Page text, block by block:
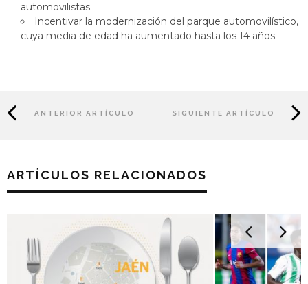
automovilistas.
Incentivar la modernización del parque automovilístico,
cuya media de edad ha aumentado hasta los 14 años.
ANTERIOR ARTÍCULO SIGUIENTE ARTÍCULO
ARTÍCULOS RELACIONADOS